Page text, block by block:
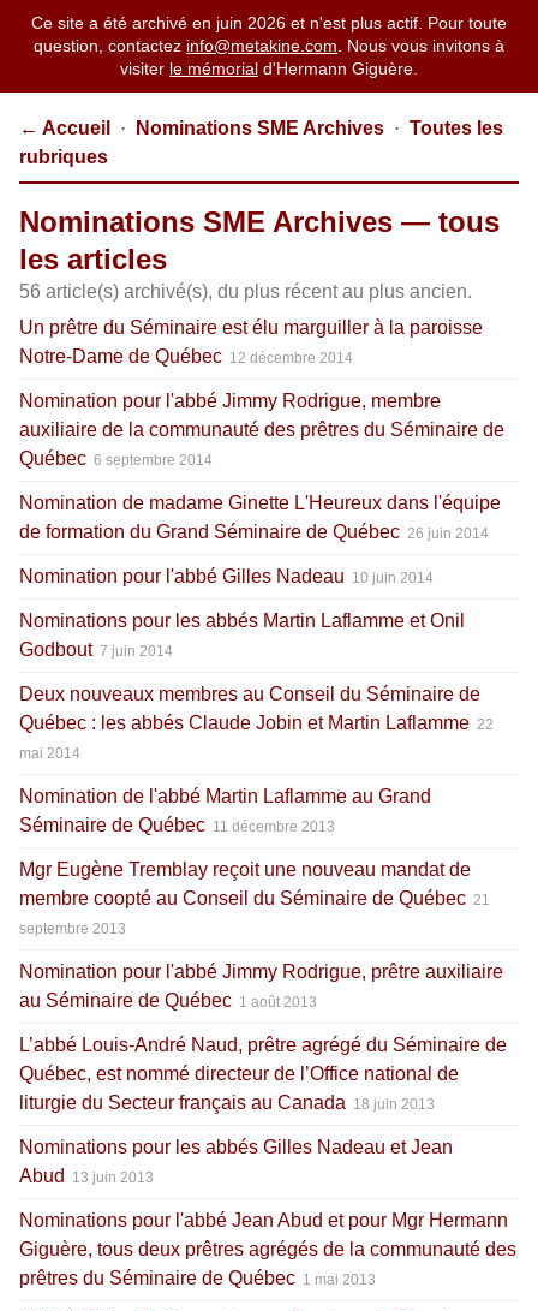
Ce site a été archivé en juin 2026 et n'est plus actif. Pour toute
question, contactez info@metakine.com . Nous vous invitons à
visiter le mémorial d'Hermann Giguère.
← Accueil · Nominations SME Archives · Toutes les
rubriques
Nominations SME Archives — tous
les articles
56 article(s) archivé(s), du plus récent au plus ancien.
Un prêtre du Séminaire est élu marguiller à la paroisse
Notre-Dame de Québec 12 décembre 2014
Nomination pour l'abbé Jimmy Rodrigue, membre
auxiliaire de la communauté des prêtres du Séminaire de
Québec 6 septembre 2014
Nomination de madame Ginette L'Heureux dans l'équipe
de formation du Grand Séminaire de Québec 26 juin 2014
Nomination pour l'abbé Gilles Nadeau 10 juin 2014
Nominations pour les abbés Martin Laflamme et Onil
Godbout 7 juin 2014
Deux nouveaux membres au Conseil du Séminaire de
Québec : les abbés Claude Jobin et Martin Laflamme 22
mai 2014
Nomination de l'abbé Martin Laflamme au Grand
Séminaire de Québec 11 décembre 2013
Mgr Eugène Tremblay reçoit une nouveau mandat de
membre coopté au Conseil du Séminaire de Québec 21
septembre 2013
Nomination pour l'abbé Jimmy Rodrigue, prêtre auxiliaire
au Séminaire de Québec 1 août 2013
L’abbé Louis-André Naud, prêtre agrégé du Séminaire de
Québec, est nommé directeur de l’Office national de
liturgie du Secteur français au Canada 18 juin 2013
Nominations pour les abbés Gilles Nadeau et Jean
Abud
13 juin 2013
Nominations pour l'abbé Jean Abud et pour Mgr Hermann
Giguère, tous deux prêtres agrégés de la communauté des
prêtres du Séminaire de Québec 1 mai 2013